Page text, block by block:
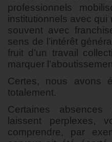
professionnels
institutionnels avec qui
souvent avec
sens de l’intérêt
fruit d’un travail
marquer
Certes, nous avons
totalement.
Certaines
laissent perplexes,
comprendre, par